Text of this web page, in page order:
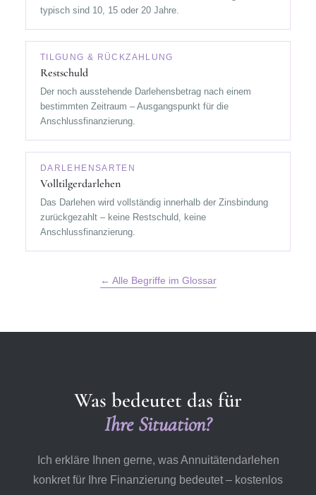
typisch sind 10, 15 oder 20 Jahre.
TILGUNG & RÜCKZAHLUNG
Restschuld
Der noch ausstehende Darlehensbetrag nach einem
bestimmten Zeitraum – Ausgangspunkt für die
Anschlussfinanzierung.
DARLEHENSARTEN
Volltilgerdarlehen
Das Darlehen wird vollständig innerhalb der Zinsbindung
zurückgezahlt – keine Restschuld, keine
Anschlussfinanzierung.
← Alle Begriffe im Glossar
Was bedeutet das für
Ihre Situation?
Ich erkläre Ihnen gerne, wasAnnuitätendarlehen
konkret für Ihre Finanzierung bedeutet – kostenlos